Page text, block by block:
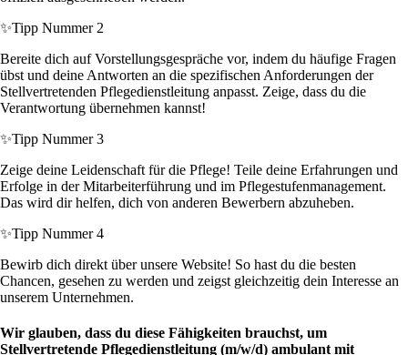
✨Tipp Nummer 2
Bereite dich auf Vorstellungsgespräche vor, indem du häufige Fragen
übst und deine Antworten an die spezifischen Anforderungen der
Stellvertretenden Pflegedienstleitung anpasst. Zeige, dass du die
Verantwortung übernehmen kannst!
✨Tipp Nummer 3
Zeige deine Leidenschaft für die Pflege! Teile deine Erfahrungen und
Erfolge in der Mitarbeiterführung und im Pflegestufenmanagement.
Das wird dir helfen, dich von anderen Bewerbern abzuheben.
✨Tipp Nummer 4
Bewirb dich direkt über unsere Website! So hast du die besten
Chancen, gesehen zu werden und zeigst gleichzeitig dein Interesse an
unserem Unternehmen.
Wir glauben, dass du diese Fähigkeiten brauchst, um
Stellvertretende Pflegedienstleitung (m/w/d) ambulant mit